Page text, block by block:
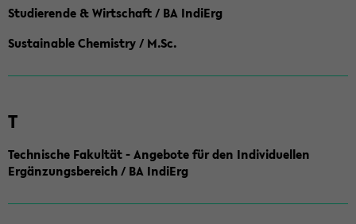
Studierende & Wirtschaft / BA IndiErg
Sustainable Chemistry / M.Sc.
T
Technische Fakultät - Angebote für den Individuellen
Ergänzungsbereich / BA IndiErg